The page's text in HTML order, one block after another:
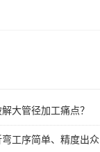
大管径加工痛点？
工序简单、精度出众